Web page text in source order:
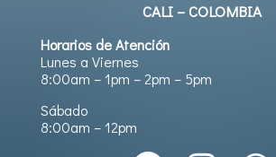
CALI – COLOMBIA
Horarios de Atención
Lunes a Viernes
8:00am – 1pm – 2pm – 5pm
Sábado
8:00am – 12pm